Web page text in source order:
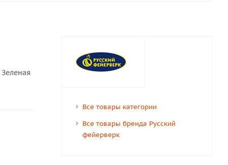
Все товары категории
Все товары бренда Русский
фейерверк